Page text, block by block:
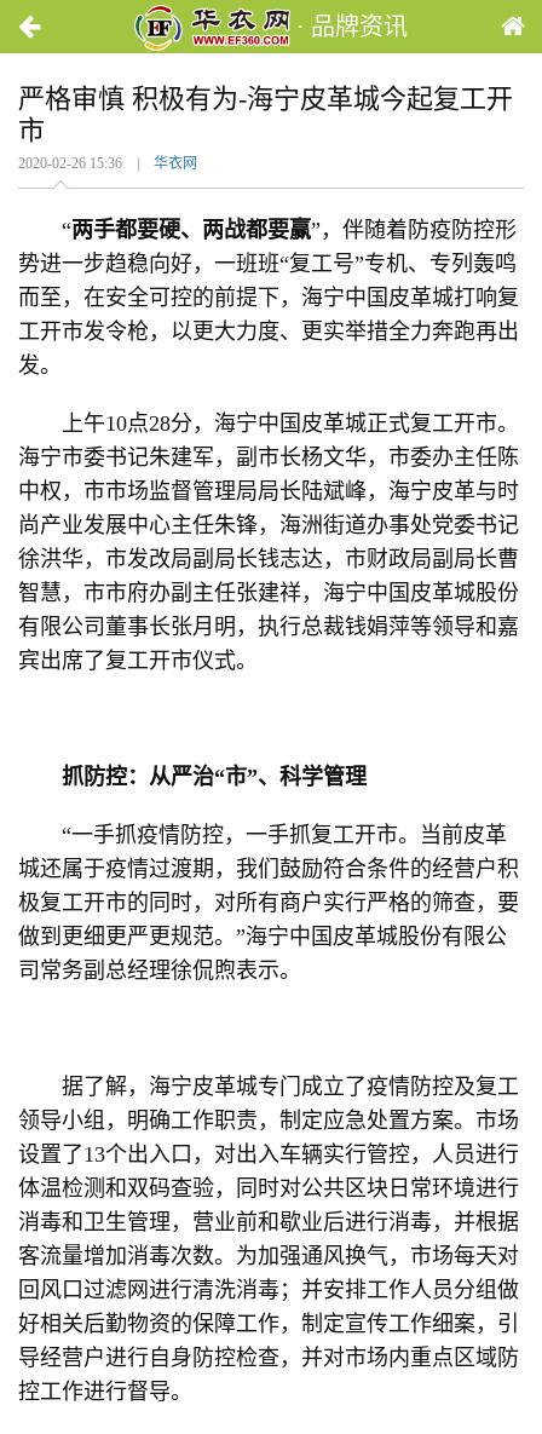
· 品牌资讯
严格审慎 积极有为-海宁皮革城今起复工开
市
2020-02-26 15:36 | 华衣网
“两手都要硬、两战都要赢”，伴随着防疫防控形
势进一步趋稳向好，一班班“复工号”专机、专列轰鸣
而至，在安全可控的前提下，海宁中国皮革城打响复
工开市发令枪，以更大力度、更实举措全力奔跑再出
发。
上午10点28分，海宁中国皮革城正式复工开市。
海宁市委书记朱建军，副市长杨文华，市委办主任陈
中权，市市场监督管理局局长陆斌峰，海宁皮革与时
尚产业发展中心主任朱锋，海洲街道办事处党委书记
徐洪华，市发改局副局长钱志达，市财政局副局长曹
智慧，市市府办副主任张建祥，海宁中国皮革城股份
有限公司董事长张月明，执行总裁钱娟萍等领导和嘉
宾出席了复工开市仪式。
抓防控：从严治“市”、科学管理
“一手抓疫情防控，一手抓复工开市。当前皮革
城还属于疫情过渡期，我们鼓励符合条件的经营户积
极复工开市的同时，对所有商户实行严格的筛查，要
做到更细更严更规范。”海宁中国皮革城股份有限公
司常务副总经理徐侃煦表示。
据了解，海宁皮革城专门成立了疫情防控及复工
领导小组，明确工作职责，制定应急处置方案。市场
设置了13个出入口，对出入车辆实行管控，人员进行
体温检测和双码查验，同时对公共区块日常环境进行
消毒和卫生管理，营业前和歇业后进行消毒，并根据
客流量增加消毒次数。为加强通风换气，市场每天对
回风口过滤网进行清洗消毒；并安排工作人员分组做
好相关后勤物资的保障工作，制定宣传工作细案，引
导经营户进行自身防控检查，并对市场内重点区域防
控工作进行督导。